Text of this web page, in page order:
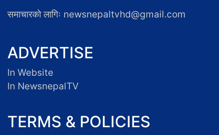
समाचारकाे लागिः newsnepaltvhd@gmail.com
ADVERTISE
In Website
In NewsnepalTV
TERMS & POLICIES